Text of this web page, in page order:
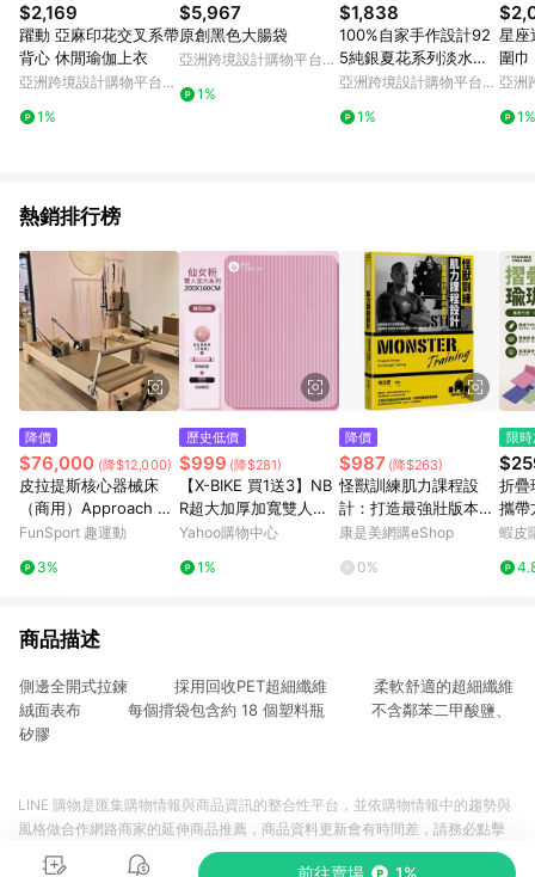
$2,169
躍動 亞麻印花交叉系帶
背心 休閒瑜伽上衣
亞洲跨境設計購物平台
1%
$5,967
原創黑色大腸袋
亞洲跨境設計購物平台
1%
$1,838
100%自家手作設計92
5純銀夏花系列淡水珍
珠再生珠耳環
亞洲跨境設計購物平台
1%
星座
圍
亞洲
1%
熱銷排行榜
降價
$76,000 (降$12,000)
皮拉提斯核心器械床
（商用）Approach Pil
ates Reformer
FunSport 趣運動
3%
歷史低價
$999 (降$281)
【X-BIKE 買1送3】NB
R超大加厚加寬雙人瑜
伽墊 15MM厚 200×16
認證 N201615 (贈綁
Yahoo購物中心
1%
降價
$987 (降$263)
怪獸訓練肌力課程設
計：打造最強壯版本的
自己
康是美網購eShop
0%
限
折疊
攜帶
必備
蝦皮
商品描述
側邊全開式拉鍊 採用回收PET超細纖維 柔軟舒適的超細纖維
絨面表布 每個揹袋包含約 18 個塑料瓶 不含鄰苯二甲酸鹽、
矽膠
前往賣場 1%
LINE 購物是匯集購物情報與商品資訊的整合性平台，並依購物情報中的趨勢與
風格做合作網路商家的延伸商品推薦，商品資料更新會有時間差，請務必點擊
商品至各合作網路商家，確認現售價與購物條件，一切資訊以合作廠商網頁為